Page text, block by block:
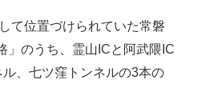
て位置づけられていた常磐
」のうち、霊山ICと阿武隈IC
、七ツ窪トンネルの3本の